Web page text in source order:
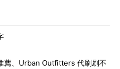
薦、Urban Outfitters 代刷刷不